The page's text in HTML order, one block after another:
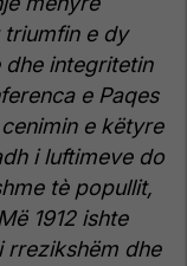
triumfin e dy
integritetin
e Paqes
e këtyre
i luftimeve do
tè popullit,
1912 ishte
rrezikshëm dhe